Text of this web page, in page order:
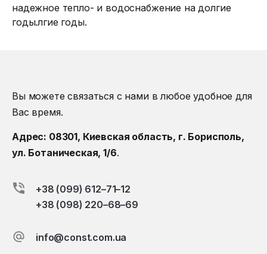
надежное тепло- и водоснабжение на долгие
годы.лгие годы.
Вы можете связаться с нами в любое удобное для
Вас время.
Адрес: 08301, Киевская область, г. Борисполь,
ул. Ботаническая, 1/6.
+38 (099) 612–71–12
+38 (098) 220–68–69
info@const.com.ua